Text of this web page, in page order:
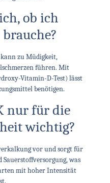
ob ich
zu Müdigkeit,
führen. Mit
Vitamin-D-Test) lässt
benötigen.
nur für die
wichtig?
vor und sorgt für
was
mit hoher Intensität